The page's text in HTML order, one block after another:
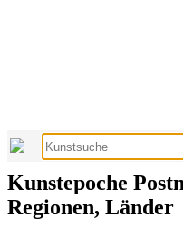
Kunstepoche
Regionen, Länder